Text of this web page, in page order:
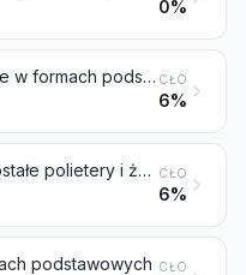
0%
Polimery akrylowe w formach podstawowych CŁO
6%
Poliacetale, pozostałe polietery i żywice epoksydowe, w formach podstawowych; poliwęglany, żywice alkidowe, poliestry allilowe i pozostałe poliestry, w formach podstawowych CŁO
6%
podstawowych CŁO